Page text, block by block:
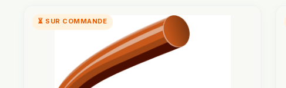
⏳ SUR COMMANDE